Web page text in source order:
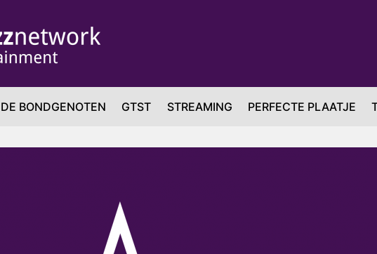
DE BONDGENOTEN GTST STREAMING PERFECTE PLAATJE